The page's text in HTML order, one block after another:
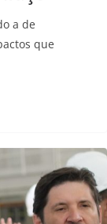
a de
que